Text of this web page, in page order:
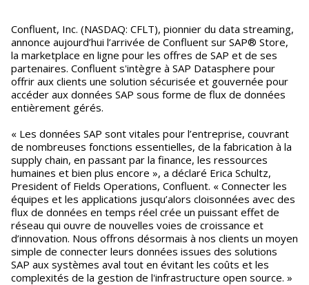
Confluent, Inc. (NASDAQ: CFLT), pionnier du data streaming,
annonce aujourd’hui l’arrivée de Confluent sur SAP® Store,
la marketplace en ligne pour les offres de SAP et de ses
partenaires. Confluent s'intègre à SAP Datasphere pour
offrir aux clients une solution sécurisée et gouvernée pour
accéder aux données SAP sous forme de flux de données
entièrement gérés.
« Les données SAP sont vitales pour l’entreprise, couvrant
de nombreuses fonctions essentielles, de la fabrication à la
supply chain, en passant par la finance, les ressources
humaines et bien plus encore », a déclaré Erica Schultz,
President of Fields Operations, Confluent. « Connecter les
équipes et les applications jusqu’alors cloisonnées avec des
flux de données en temps réel crée un puissant effet de
réseau qui ouvre de nouvelles voies de croissance et
d’innovation. Nous offrons désormais à nos clients un moyen
simple de connecter leurs données issues des solutions
SAP aux systèmes aval tout en évitant les coûts et les
complexités de la gestion de l'infrastructure open source. »